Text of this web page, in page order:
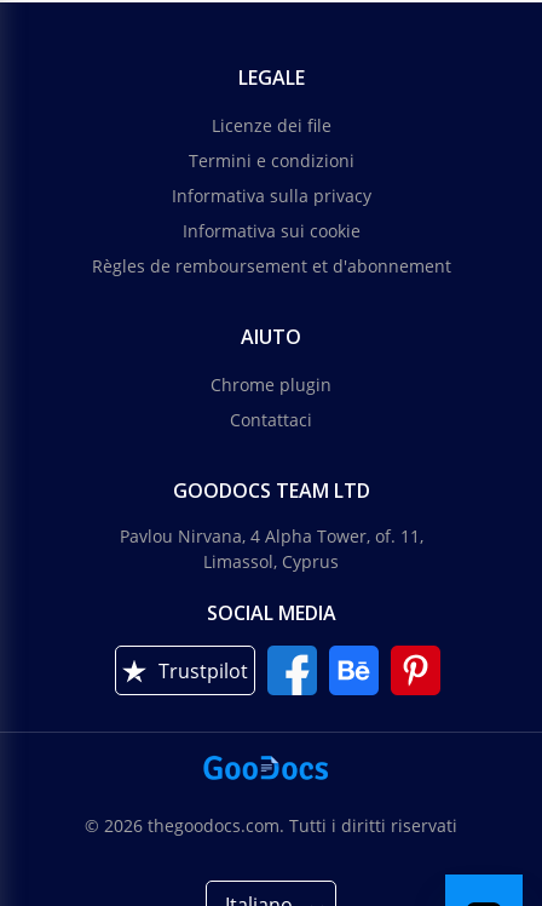
LEGALE
Licenze dei file
Termini e condizioni
Informativa sulla privacy
Informativa sui cookie
Règles de remboursement et d'abonnement
AIUTO
Chrome plugin
Contattaci
GOODOCS TEAM LTD
Pavlou Nirvana, 4 Alpha Tower, of. 11,
Limassol, Cyprus
SOCIAL MEDIA
Trustpilot
© 2026 thegoodocs.com. Tutti i diritti riservati